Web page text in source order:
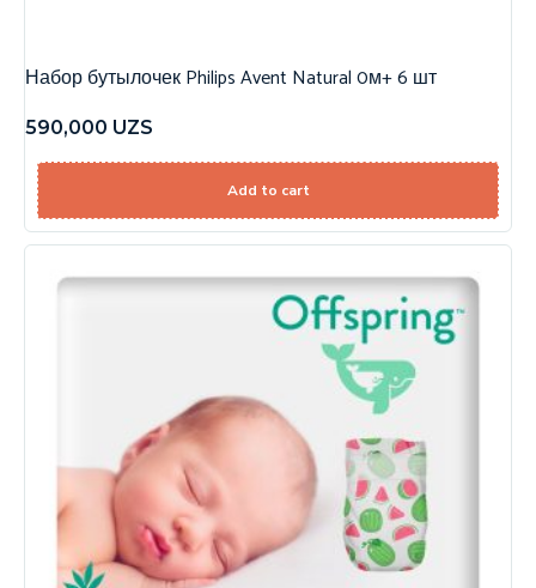
Набор бутылочек Philips Avent Natural 0м+ 6 шт
590,000 UZS
Add to cart